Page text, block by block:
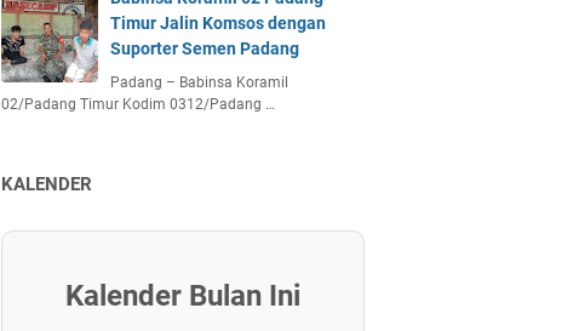
Timur Jalin Komsos dengan
Suporter Semen Padang
Padang – Babinsa Koramil
02/Padang Timur Kodim 0312/Padang …
KALENDER
Kalender Bulan Ini